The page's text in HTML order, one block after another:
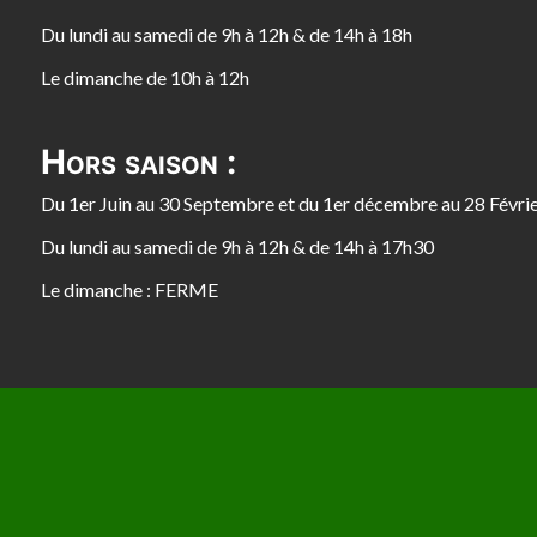
Du lundi au samedi de 9h à 12h & de 14h à 18h
Le dimanche de 10h à 12h
Hors saison :
Du 1er Juin au 30 Septembre et du 1er décembre au 28
Du lundi au samedi de 9h à 12h & de 14h à 17h30
Le dimanche : FERME